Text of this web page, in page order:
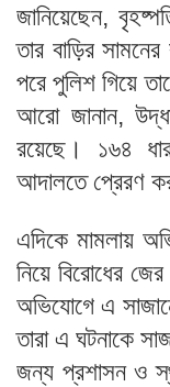
জানিয়েছেন,
তার বাড়ির
পরে পুলিশ গিয়ে
আরো জানান,
রয়েছে। ১৬৪
আদালতে প্রেরণ
এদিকে মামলায়
নিয়ে বিরোধের
অভিযোগে এ
তারা এ ঘটনাকে
জন্য প্রশাসন ও